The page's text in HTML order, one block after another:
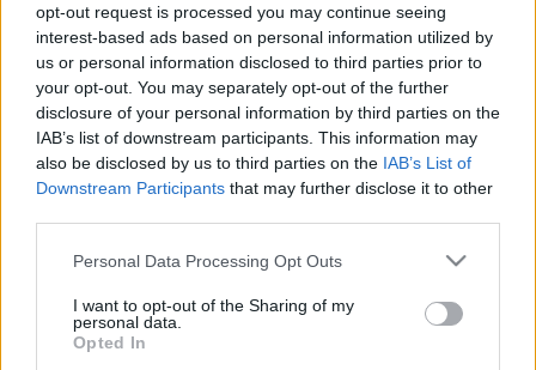
opt-out request is processed you may continue seeing
interest-based ads based on personal information utilized by
us or personal information disclosed to third parties prior to
your opt-out. You may separately opt-out of the further
disclosure of your personal information by third parties on the
IAB’s list of downstream participants. This information may
also be disclosed by us to third parties on the IAB’s List of
Downstream Participants that may further disclose it to other
Please note that this website/app uses one or more Google
not limited to your visit or usage behaviour. You may click to
grant or deny consent to Google and its third-party tags to
use your data for below specified purposes in below Google
Personal Data Processing Opt Outs
I want to opt-out of the Sharing of my
personal data.
Opted In
Mozart és Richard Strauss specialista maradni, csak
erre már a niftység kevés volt, ezen az alapon nem
lehet jó Tosca valaki.
Nem is volt. Solti belezúgott a jelenségbe, és fölvett
vele néhány felejthető lemezt, a Tosca mellett Otellót
és Simon Boccanegrát. Nem tudom, ezek a lemezek
voltak-e az okai annak, hogy én magam lassan
kizúgtam Kiriből (a jelenségből meg a hangból),
mire Magyarországra jött énekelni, már nem
keresetlenül és elegánsan, csak valahogy már nem
volt elég érdekes, amit csinált. Mintha valaki húsz-